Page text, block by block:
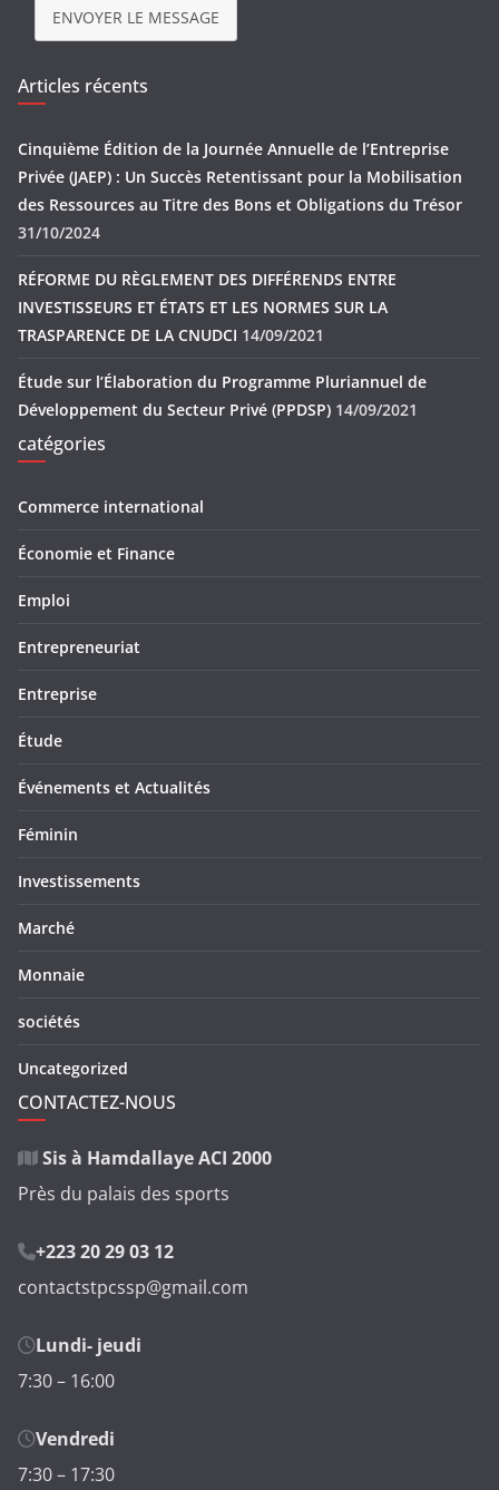
ENVOYER LE MESSAGE
Articles récents
Cinquième Édition de la Journée Annuelle de l’Entreprise
Privée (JAEP) : Un Succès Retentissant pour la Mobilisation
des Ressources au Titre des Bons et Obligations du Trésor
31/10/2024
RÉFORME DU RÈGLEMENT DES DIFFÉRENDS ENTRE
INVESTISSEURS ET ÉTATS ET LES NORMES SUR LA
TRASPARENCE DE LA CNUDCI 14/09/2021
Étude sur l’Élaboration du Programme Pluriannuel de
Développement du Secteur Privé (PPDSP) 14/09/2021
catégories
Commerce international
Économie et Finance
Emploi
Entrepreneuriat
Entreprise
Étude
Événements et Actualités
Féminin
Investissements
Marché
Monnaie
sociétés
Uncategorized
CONTACTEZ-NOUS
Sis à Hamdallaye ACI 2000
Près du palais des sports
+223 20 29 03 12
contactstpcssp@gmail.com
Lundi- jeudi
7:30 – 16:00
Vendredi
7:30 – 17:30